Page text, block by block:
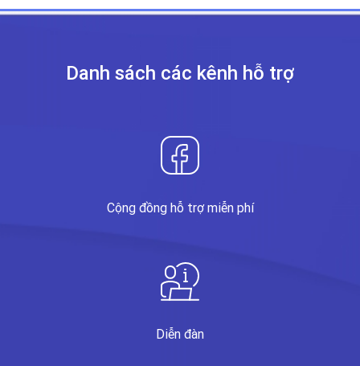
Danh sách các kênh hỗ trợ
Cộng đồng hỗ trợ miễn phí
Diễn đàn